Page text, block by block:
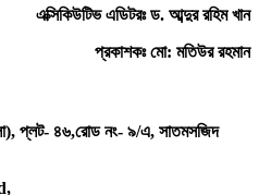
এক্সিকিউটিভ এডিটরঃ ড. আব্দুর রহিম খান
প্রকাশকঃ মো: মতিউর রহমান
প্লট- ৪৬,রোড নং- ৯/এ, সাতমসজিদ